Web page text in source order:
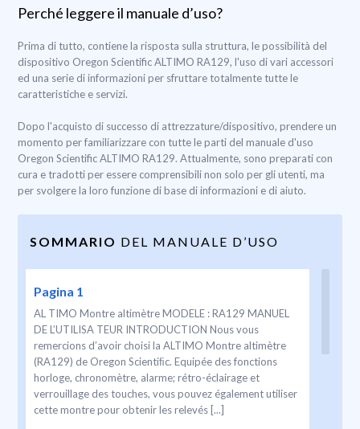
Perché leggere il manuale d’uso?
Prima di tutto, contiene la risposta sulla struttura, le possibilità del
dispositivo Oregon Scientific ALTIMO RA129, l'uso di vari accessori
ed una serie di informazioni per sfruttare totalmente tutte le
caratteristiche e servizi.
Dopo l'acquisto di successo di attrezzature/dispositivo, prendere un
momento per familiarizzare con tutte le parti del manuale d'uso
Oregon Scientific ALTIMO RA129. Attualmente, sono preparati con
cura e tradotti per essere comprensibili non solo per gli utenti, ma
per svolgere la loro funzione di base di informazioni e di aiuto.
SOMMARIO DEL MANUALE D’USO
Pagina 1
AL TIMO Montre altimètre MODELE : RA129 MANUEL
DE L’UTILISA TEUR INTRODUCTION Nous vous
remercions d’avoir choisi la ALTIMO Montre altimètre
(RA129) de Oregon Scientiﬁc. Equipée des fonctions
horloge, chronomètre, alarme; rétro-éclairage et
verrouillage des touches, vous pouvez également utiliser
cette montre pour obtenir les relevés [...]